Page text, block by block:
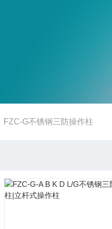
FZC-G不锈钢三防操作柱